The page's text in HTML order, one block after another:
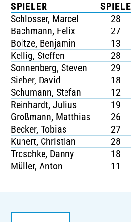
SPIELER SPIELE
Schlosser, Marcel
28
Bachmann, Felix
27
Boltze, Benjamin
13
Kellig, Steffen
28
Sonnenberg, Steven
29
Sieber, David
18
Schumann, Stefan
12
Reinhardt, Julius
19
Großmann, Matthias
26
Becker, Tobias
27
Kunert, Christian
28
Troschke, Danny
18
Müller, Anton
11